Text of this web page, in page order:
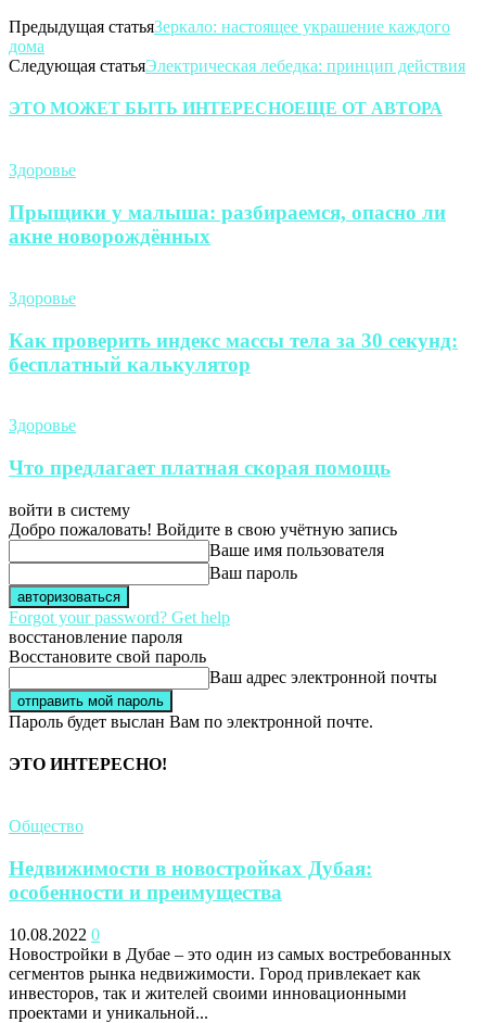
Предыдущая статьяЗеркало: настоящее украшение каждого
дома
Следующая статьяЭлектрическая лебедка: принцип действия
ЭТО МОЖЕТ БЫТЬ ИНТЕРЕСНОЕЩЕ ОТ АВТОРА
Здоровье
Прыщики у малыша: разбираемся, опасно ли
акне новорождённых
Здоровье
Как проверить индекс массы тела за 30 секунд:
бесплатный калькулятор
Здоровье
Что предлагает платная скорая помощь
войти в систему
Добро пожаловать! Войдите в свою учётную запись
Ваше имя пользователя
Ваш пароль
Forgot your password? Get help
восстановление пароля
Восстановите свой пароль
Ваш адрес электронной почты
Пароль будет выслан Вам по электронной почте.
ЭТО ИНТЕРЕСНО!
Общество
Недвижимости в новостройках Дубая:
особенности и преимущества
10.08.2022 0
Новостройки в Дубае – это один из самых востребованных
сегментов рынка недвижимости. Город привлекает как
инвесторов, так и жителей своими инновационными
проектами и уникальной...